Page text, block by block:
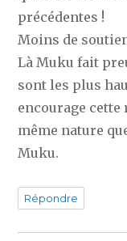
précédentes !
Moins de
Là Muku fait
sont les plus
encourage cette
même nature
Muku.
Répondre